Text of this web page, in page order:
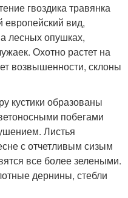
гвоздика травянка
европейский вид,
лесных опушках,
Охотно растет на
возвышенности, склоны
кустики образованы
побегами
Листья
с отчетливым сизым
все более зелеными.
дернины, стебли